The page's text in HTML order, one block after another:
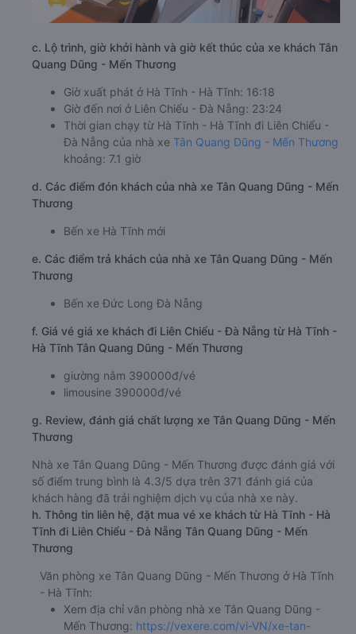
c. Lộ trình, giờ khởi hành và giờ kết thúc của xe khách Tân
Quang Dũng - Mến Thương
Giờ xuất phát ở Hà Tĩnh - Hà Tĩnh: 16:18
Giờ đến nơi ở Liên Chiểu - Đà Nẵng: 23:24
Thời gian chạy từ Hà Tĩnh - Hà Tĩnh đi Liên Chiểu -
Đà Nẵng của nhà xe Tân Quang Dũng - Mến Thương
khoảng: 7.1 giờ
d. Các điểm đón khách của nhà xe Tân Quang Dũng - Mến
Thương
Bến xe Hà Tĩnh mới
e. Các điểm trả khách của nhà xe Tân Quang Dũng - Mến
Thương
Bến xe Đức Long Đà Nẵng
f. Giá vé giá xe khách đi Liên Chiểu - Đà Nẵng từ Hà Tĩnh -
Hà Tĩnh Tân Quang Dũng - Mến Thương
giường nằm 390000đ/vé
limousine 390000đ/vé
g. Review, đánh giá chất lượng xe Tân Quang Dũng - Mến
Thương
Nhà xe Tân Quang Dũng - Mến Thương được đánh giá với
số điểm trung bình là 4.3/5 dựa trên 371 đánh giá của
khách hàng đã trải nghiệm dịch vụ của nhà xe này.
h. Thông tin liên hệ, đặt mua vé xe khách từ Hà Tĩnh - Hà
Tĩnh đi Liên Chiểu - Đà Nẵng Tân Quang Dũng - Mến
Thương
Văn phòng xe Tân Quang Dũng - Mến Thương ở Hà Tĩnh
- Hà Tĩnh:
Xem địa chỉ văn phòng nhà xe Tân Quang Dũng -
Mến Thương: https://vexere.com/vi-VN/xe-tan-